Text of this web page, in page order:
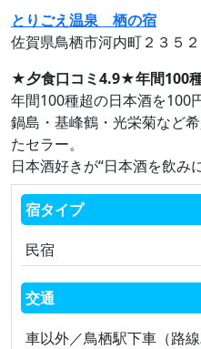
とりごえ温泉 栖の宿
佐賀県鳥栖市河内町２３５２
★夕食口コミ4.9★年間100
年間100種超の日本酒を100
鍋島・基峰鶴・光栄菊など
たセラー。
日本酒好きが“日本酒を飲み
宿タイプ
民宿
交通
車以外／鳥栖駅下車（路